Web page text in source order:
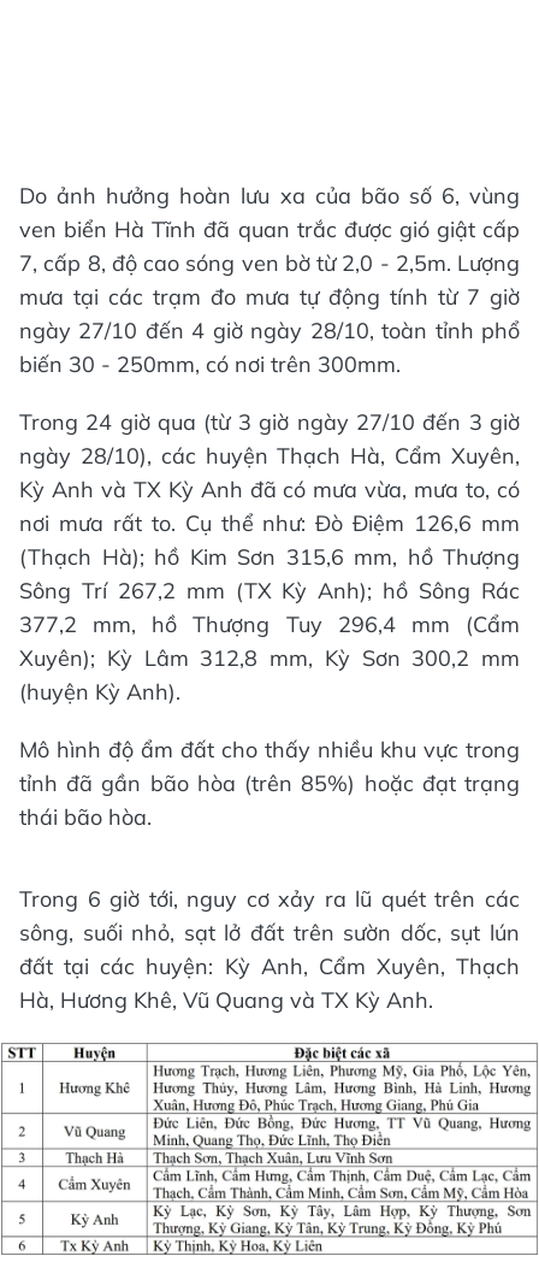
Do ảnh hưởng hoàn lưu xa của bão số 6, vùng
ven biển Hà Tĩnh đã quan trắc được gió giật cấp
7, cấp 8, độ cao sóng ven bờ từ 2,0 - 2,5m. Lượng
mưa tại các trạm đo mưa tự động tính từ 7 giờ
ngày 27/10 đến 4 giờ ngày 28/10, toàn tỉnh phổ
biến 30 - 250mm, có nơi trên 300mm.
Trong 24 giờ qua (từ 3 giờ ngày 27/10 đến 3 giờ
ngày 28/10), các huyện Thạch Hà, Cẩm Xuyên,
Kỳ Anh và TX Kỳ Anh đã có mưa vừa, mưa to, có
nơi mưa rất to. Cụ thể như: Đò Điệm 126,6 mm
(Thạch Hà); hồ Kim Sơn 315,6 mm, hồ Thượng
Sông Trí 267,2 mm (TX Kỳ Anh); hồ Sông Rác
377,2 mm, hồ Thượng Tuy 296,4 mm (Cẩm
Xuyên); Kỳ Lâm 312,8 mm, Kỳ Sơn 300,2 mm
(huyện Kỳ Anh).
Mô hình độ ẩm đất cho thấy nhiều khu vực trong
tỉnh đã gần bão hòa (trên 85%) hoặc đạt trạng
thái bão hòa.
Trong 6 giờ tới, nguy cơ xảy ra lũ quét trên các
sông, suối nhỏ, sạt lở đất trên sườn dốc, sụt lún
đất tại các huyện: Kỳ Anh, Cẩm Xuyên, Thạch
Hà, Hương Khê, Vũ Quang và TX Kỳ Anh.